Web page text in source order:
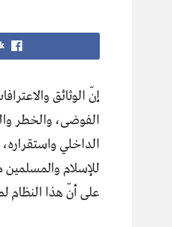
إنّ الوثائق
الفوضى، والخطر
الداخلي
للإسلام
على أنّ هذا